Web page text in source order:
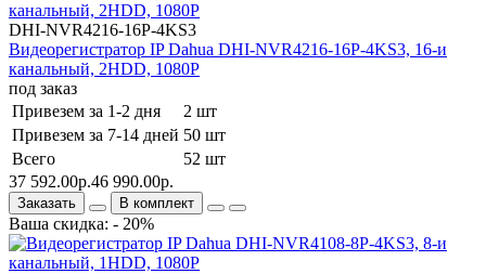
DHI-NVR4216-16P-4KS3
Видеорегистратор IP Dahua DHI-NVR4216-16P-4KS3, 16-и
канальный, 2HDD, 1080Р
под заказ
Привезем за 1-2 дня
2 шт
Привезем за 7-14 дней 50 шт
Всего
52 шт
37 592.00р.46 990.00р.
Заказать В комплект
Ваша скидка: - 20%